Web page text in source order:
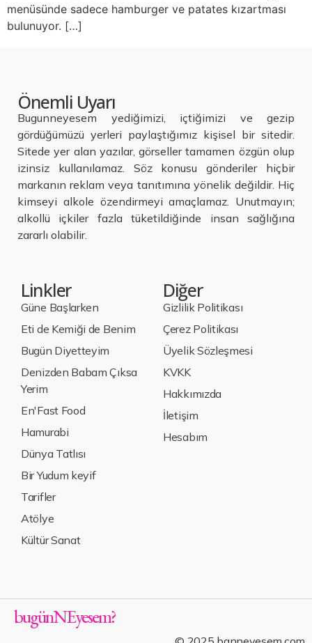
menüsünde sadece hamburger ve patates kızartması
bulunuyor. […]
Önemli Uyarı
Bugunneyesem yediğimizi, içtiğimizi ve gezip
gördüğümüzü yerleri paylaştığımız kişisel bir sitedir.
Sitede yer alan yazılar, görseller tamamen özgün olup
izinsiz kullanılamaz. Söz konusu gönderiler hiçbir
markanın reklam veya tanıtımına yönelik değildir. Hiç
kimseyi alkole özendirmeyi amaçlamaz. Unutmayın;
alkollü içkiler fazla tüketildiğinde insan sağlığına
zararlı olabilir.
Linkler
Güne Başlarken
Eti de Kemiği de Benim
Bugün Diyetteyim
Denizden Babam Çıksa
Yerim
En'Fast Food
Hamurabi
Dünya Tatlısı
Bir Yudum keyif
Tarifler
Atölye
Kültür Sanat
Diğer
Gizlilik Politikası
Çerez Politikası
Üyelik Sözleşmesi
KVKK
Hakkımızda
İletişim
Hesabım
bugünNEyesem?